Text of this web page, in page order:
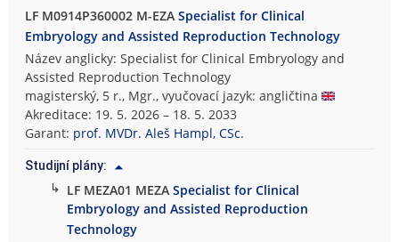
LF M0914P360002 M-EZASpecialist for Clinical
Embryology and Assisted Reproduction Technology
Název anglicky: Specialist for Clinical Embryology and
Assisted Reproduction Technology
magisterský, 5 r., Mgr., vyučovací jazyk: angličtina
Akreditace: 19. 5. 2026 – 18. 5. 2033
Garant: prof. MVDr. Aleš Hampl, CSc.
Studijní plány:
↳ LF MEZA01 MEZASpecialist for Clinical
Embryology and Assisted Reproduction
Technology